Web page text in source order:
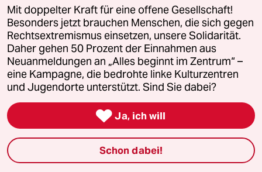
Malaj Siegfried
07.06.2023,15:50 Uhr
Weinstein
Epstein
Rammstein
wer ist der nächste??
Mit doppelter Kraft für eine offene Gesellschaft!
Besonders jetzt brauchen Menschen, die sich gegen
Rechtsextremismus einsetzen, unsere Solidarität.
Daher gehen 50 Prozent der Einnahmen aus
Neuanmeldungen an „Alles beginnt im Zentrum“ –
eine Kampagne, die bedrohte linke Kulturzentren
und Jugendorte unterstützt. Sind Sie dabei?
 Ja, ich will
Schon dabei!